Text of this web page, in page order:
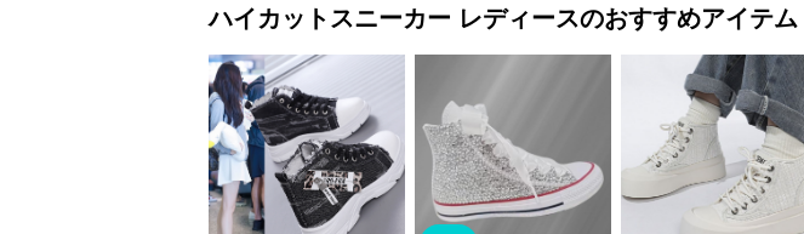
ハイカットスニーカー レディースのおすすめアイテム